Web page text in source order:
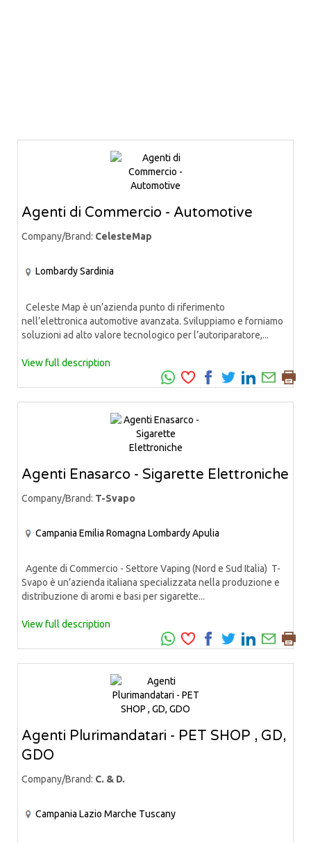
Agenti di Commercio - Automotive
Company/Brand: CelesteMap
LombardySardinia
Celeste Map è un’azienda punto di riferimento
nell’elettronica automotive avanzata. Sviluppiamo e forniamo
soluzioni ad alto valore tecnologico per l’autoriparatore,...
View full description
Agenti Enasarco - Sigarette Elettroniche
Company/Brand: T-Svapo
Campania Emilia Romagna LombardyApulia
Agente di Commercio - Settore Vaping (Nord e Sud Italia) T-
Svapo è un’azienda italiana specializzata nella produzione e
distribuzione di aromi e basi per sigarette...
View full description
Agenti Plurimandatari - PET SHOP , GD,
GDO
Company/Brand: C. & D.
Campania Lazio Marche Tuscany